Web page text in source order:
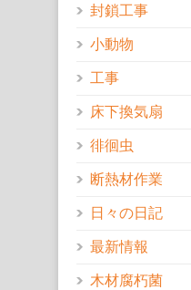
封鎖工事
小動物
工事
床下換気扇
徘徊虫
断熱材作業
日々の日記
最新情報
木材腐朽菌